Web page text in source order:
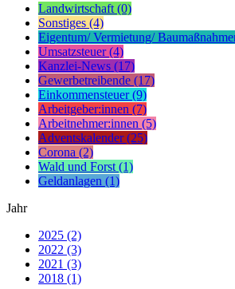
Landwirtschaft (0)
Sonstiges (4)
Eigentum/ Vermietung/
Umsatzsteuer (4)
Kanzlei-News (17)
Gewerbetreibende (17)
Einkommensteuer (9)
Arbeitgeber:innen (7)
Arbeitnehmer:innen (5)
Adventskalender (25)
Corona (2)
Wald und Forst (1)
Geldanlagen (1)
Jahr
2025 (2)
2022 (3)
2021 (3)
2018 (1)